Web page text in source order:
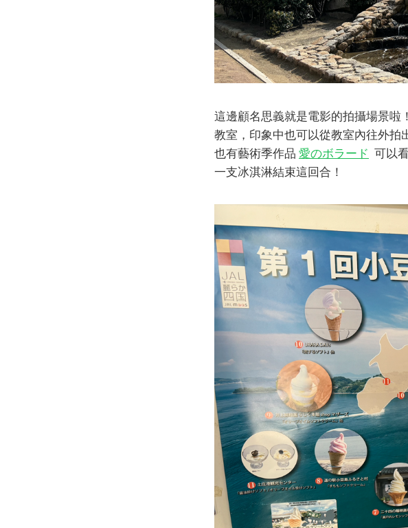
這邊顧名思義就是電影的拍攝場景啦
教室，印象中也可以從教室內往外拍
也有藝術季作品 愛のボラード 可以
一支冰淇淋結束這回合！